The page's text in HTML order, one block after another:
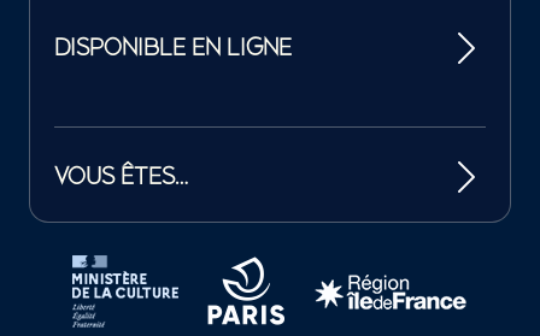
DISPONIBLE EN LIGNE
VOUS ÊTES…
Tutelles et mécènes de la Philharmonie de Paris